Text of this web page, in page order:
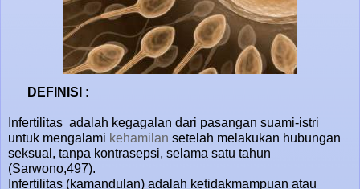
DEFINISI :
Infertilitas adalah kegagalan dari pasangan suami-istri
untuk mengalami kehamilan setelah melakukan hubungan
seksual, tanpa kontrasepsi, selama satu tahun
(Sarwono,497).
Infertilitas (kamandulan) adalah ketidakmampuan atau